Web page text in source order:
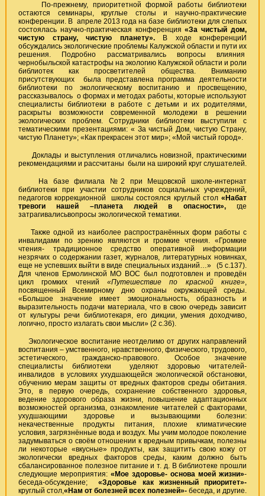
По-прежнему, приоритетной формой работы библиотеки
остаются семинары, круглые столы и научно-практические
конференции. В апреле 2013 года на базе библиотеки для слепых
состоялась научно-практическая конференция«За чистый дом,
чистую страну, чистую планету».В ходе конференциИ
обсуждались экологические проблемы Калужской области и пути их
решения. Подробно рассматривались вопросы влияния
чернобыльской катастрофы на экологию Калужской области и роли
библиотек как просветителей общества. Вниманию
присутствующих была представлена программа деятельности
библиотеки по экологическому воспитанию и просвещению,
рассказывалось о формах и методах работы, которые используют
специалисты библиотеки в работе с детьми и их родителями,
раскрыты возможности современной молодежи в решении
экологических проблем. Сотрудники библиотеки выступили с
тематическими презентациями: « За чистый Дом, чистую Страну,
чистую Планету»; «Как прекрасен этот мир»; «Мой чистый город».
Доклады и выступления отличались новизной, практическими
рекомендациями и рассчитаны были на широкий круг слушателей.
На базе филиала №2 при Мещовской школе-интернат
библиотеки при участии сотрудников социальных учреждений,
педагогов коррекционной школы состоялся круглый стол «Набат
тревоги нашей –планета людей в опасности», где
затрагивалисьвопросы экологической тематики.
Также одной из наиболее распространённых форм работы с
инвалидами по зрению являются и громкие чтения. «Громкие
чтения- традиционное средство оперативной информации
незрячих о содержании газет, журналов, литературных новинках,
еще не успевших выйти в виде специальных изданий…» (5 с.137).
Для членов Ермолинской МО ВОС был подготовлен и проведён
цикл громких чтений «Путешествие по красной книге»,
посвященный Всемирному дню охраны окружающей среды.
«Большое значение имеет эмоциональность, образность и
выразительность подачи материала, что в свою очередь зависит
от культуры речи библиотекаря, его дикции, умения доходчиво,
логично, просто излагать свои мысли» (2 с.36).
Экологическое воспитание неотделимо от других направлений
воспитания – умственного, нравственного, физического, трудового,
эстетического, гражданско-правового. Особое значение
специалисты библиотеки уделяют здоровью читателей-
инвалидов в условиях ухудшающейся экологической обстановки,
обучению мерам защиты от вредных факторов среды обитания.
Это, в первую очередь, сохранение собственного здоровья,
ведение здорового образа жизни, повышение адаптационных
возможностей организма, ознакомление читателей с факторами,
ухудшающими здоровье и вызывающими болезни:
некачественные продукты питания, плохие климатические
условия, загрязнённые вода и воздух. Мы учим молодое поколение
задумываться о своём отношении к вредным привычкам, полезны
ли некоторые «вкусные» продукты, как защитить свою кожу от
экологически вредных факторов среды, каким должно быть
сбалансированное полезное питание и т. д. В библиотеке прошли
следующие мероприятия: «Мое здоровье- основа моей жизни»-
беседа-обсуждение;
«Здоровье как жизненный приоритет»-
круглый стол,«Нам от болезней всех полезней»- беседа, и другие.